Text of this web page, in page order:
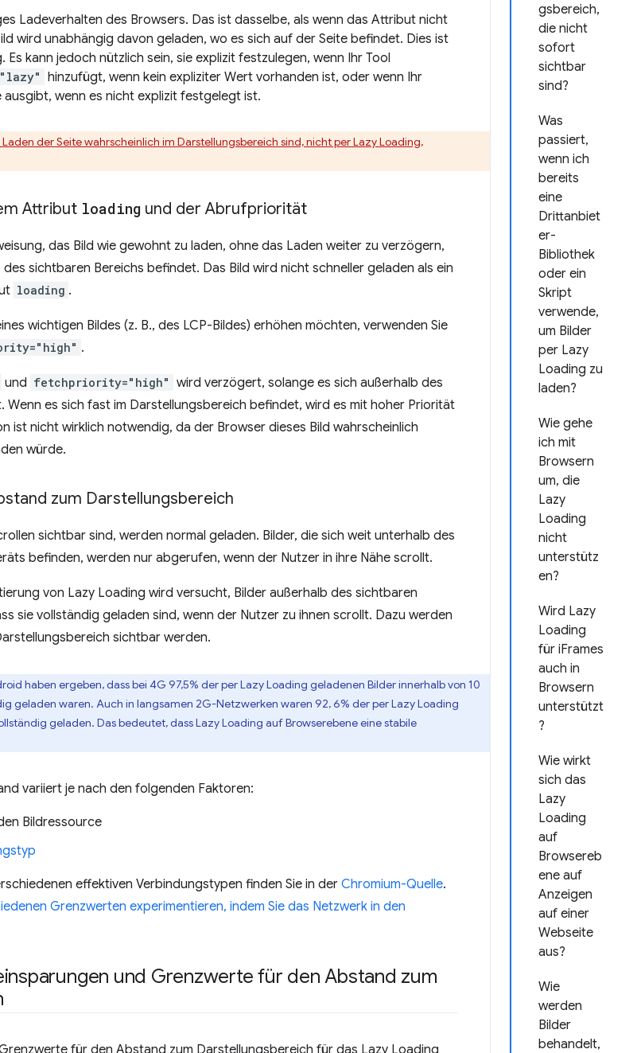
gsbereich,
die nicht
sofort
sichtbar
sind?
Was
passiert,
wenn ich
bereits
eine
Drittanbiet
er-
Bibliothek
oder ein
Skript
verwende,
um Bilder
per Lazy
Loading zu
laden?
Wie gehe
ich mit
Browsern
um, die
Lazy
Loading
nicht
unterstütz
en?
Wird Lazy
Loading
für iFrames
auch in
Browsern
unterstützt
?
Wie wirkt
sich das
Lazy
Loading
auf
Browsereb
ene auf
Anzeigen
auf einer
Webseite
aus?
Wie
werden
Bilder
behandelt,
Ladeverhalten des Browsers. Das ist dasselbe, als wenn das Attribut nicht
wird unabhängig davon geladen, wo es sich auf der Seite befindet. Dies ist
Es kann jedoch nützlich sein, sie explizit festzulegen, wenn Ihr Tool
hinzufügt, wenn kein expliziter Wert vorhanden ist, oder wenn Ihr
ausgibt, wenn es nicht explizit festgelegt ist.
Laden der Seite wahrscheinlich im Darstellungsbereich sind, nicht per Lazy Loading,
Attribut loading und der Abrufpriorität
das Bild wie gewohnt zu laden, ohne das Laden weiter zu verzögern,
sichtbaren Bereichs befindet. Das Bild wird nicht schneller geladen als ein
loading .
wichtigen Bildes (z. B., des LCP-Bildes) erhöhen möchten, verwenden Sie
.
und fetchpriority="high" wird verzögert, solange es sich außerhalb des
Wenn es sich fast im Darstellungsbereich befindet, wird es mit hoher Priorität
ist nicht wirklich notwendig, da der Browser dieses Bild wahrscheinlich
würde.
zum Darstellungsbereich
sichtbar sind, werden normal geladen. Bilder, die sich weit unterhalb des
befinden, werden nur abgerufen, wenn der Nutzer in ihre Nähe scrollt.
von Lazy Loading wird versucht, Bilder außerhalb des sichtbaren
sie vollständig geladen sind, wenn der Nutzer zu ihnen scrollt. Dazu werden
sichtbar werden.
haben ergeben, dass bei 4G 97,5% der per Lazy Loading geladenen Bilder innerhalb von 10
geladen waren. Auch in langsamen 2G-Netzwerken waren 92, 6% der per Lazy Loading
geladen. Das bedeutet, dass Lazy Loading auf Browserebene eine stabile
variiert je nach den folgenden Faktoren:
Bildressource
effektiven Verbindungstypen finden Sie in der Chromium-Quelle.
Grenzwerten experimentieren, indem Sie das Netzwerk in den
und Grenzwerte für den Abstand zum
für den Abstand zum Darstellungsbereich für das Lazy Loading